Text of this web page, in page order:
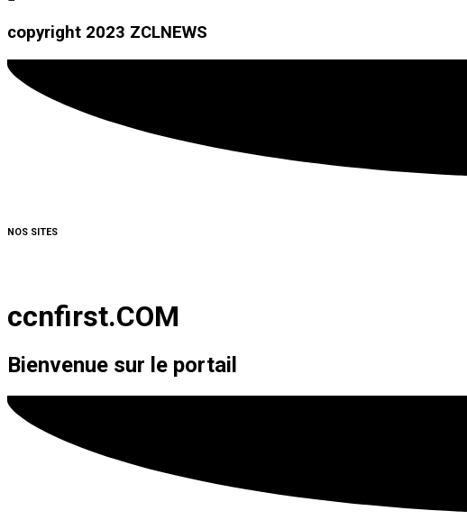
copyright 2023 ZCLNEWS
NOS SITES
ccnfirst.COM
Bienvenue sur le portail